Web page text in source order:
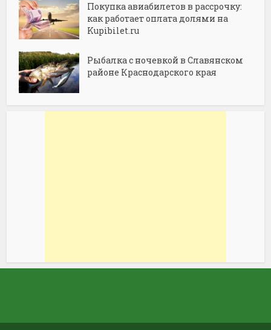
Покупка авиабилетов в рассрочку:
как работает оплата долями на
Kupibilet.ru
Рыбалка с ночевкой в Славянском
районе Краснодарского края